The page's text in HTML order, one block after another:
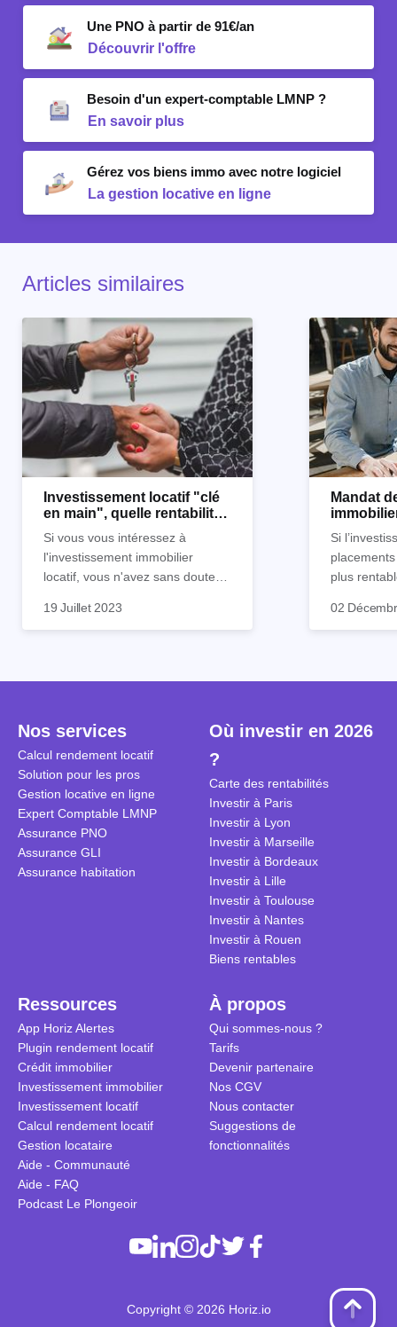
Une PNO à partir de 91€/an
Découvrir l'offre
Besoin d'un expert-comptable LMNP ?
En savoir plus
Gérez vos biens immo avec notre logiciel
La gestion locative en ligne
Articles similaires
Investissement locatif "clé
en main", quelle rentabilité
Si vous vous intéressez à
l'investissement immobilier
locatif, vous n'avez sans doute
nombre grandissant de sociétés
décoration jusqu'à la mise en
location et la gestion locative.
Dans certains cas, vous ne
pouvez faire appel à ces sociétés
que pour une partie de ces
tâches, comme la recherche du
bien dans le cas d'un chasseur
immobilier par exemple.
19 Juillet 2023
Mandat
Si
plus
temps.
rare.
passer par
légales ?
02
Nos services
Calcul rendement locatif
Solution pour les pros
Gestion locative en ligne
Expert Comptable LMNP
Assurance PNO
Assurance GLI
Assurance habitation
Où investir en 2026
?
Carte des rentabilités
Investir à Paris
Investir à Lyon
Investir à Marseille
Investir à Bordeaux
Investir à Lille
Investir à Toulouse
Investir à Nantes
Investir à Rouen
Biens rentables
Ressources
App Horiz Alertes
Plugin rendement locatif
Crédit immobilier
Investissement immobilier
Investissement locatif
Calcul rendement locatif
Gestion locataire
Aide - Communauté
Aide - FAQ
Podcast Le Plongeoir
À propos
Qui sommes-nous ?
Tarifs
Devenir partenaire
Nos CGV
Nous contacter
Suggestions de
fonctionnalités
Copyright © 2026 Horiz.io